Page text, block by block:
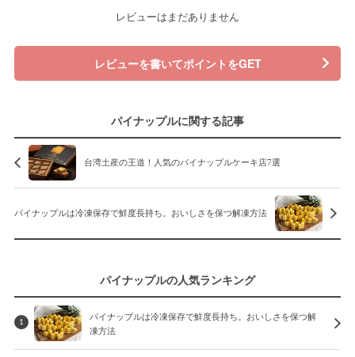
レビューはまだありません
レビューを書いてポイントをGET
パイナップルに関する記事
台湾土産の王道！人気のパイナップルケーキ店7選
パイナップルは冷凍保存で鮮度長持ち。おいしさを保つ解凍方法
パイナップルの人気ランキング
1
パイナップルは冷凍保存で鮮度長持ち。おいしさを保つ解
凍方法